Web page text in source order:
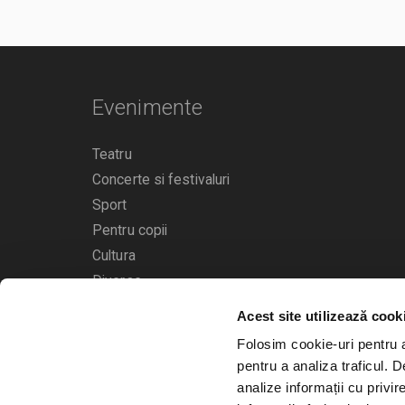
Acest site utilizează
Folosim cookie-uri pentru
pentru a analiza traficul.
analize informații cu
Evenimente
Teatru
Concerte si festivaluri
Sport
Pentru copii
Cultura
Diverse
Calendarul evenimentelor